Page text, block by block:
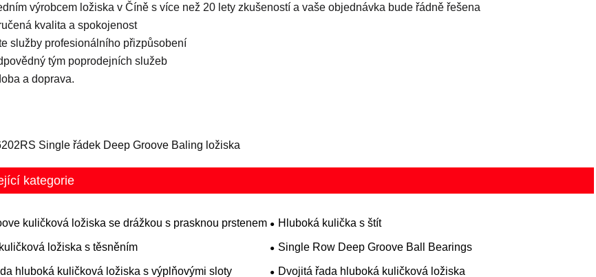
výrobcem ložiska v Číně s více než 20 lety zkušeností a vaše objednávka bude řádně řešena
kvalita a spokojenost
služby profesionálního přizpůsobení
tým poprodejních služeb
a doprava.
Single řádek Deep Groove Baling ložiska
kategorie
kuličková ložiska se drážkou s prasknou prstenem Hluboká kulička s štít
ložiska s těsněním Single Row Deep Groove Ball Bearings
hluboká kuličková ložiska s výplňovými sloty Dvojitá řada hluboká kuličková ložiska